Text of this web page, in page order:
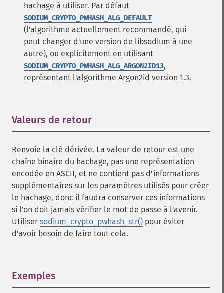
hachage à utiliser. Par défaut
SODIUM_CRYPTO_PWHASH_ALG_DEFAULT
(l'algorithme actuellement recommandé, qui
peut changer d'une version de libsodium à une
autre), ou explicitement en utilisant
SODIUM_CRYPTO_PWHASH_ALG_ARGON2ID13,
représentant l'algorithme Argon2id version 1.3.
Valeurs de retour
Renvoie la clé dérivée. La valeur de retour est une
chaîne binaire du hachage, pas une représentation
encodée en ASCII, et ne contient pas d'informations
supplémentaires sur les paramètres utilisés pour créer
le hachage, donc il faudra conserver ces informations
si l'on doit jamais vérifier le mot de passe à l'avenir.
Utiliser sodium_crypto_pwhash_str() pour éviter
d'avoir besoin de faire tout cela.
Exemples